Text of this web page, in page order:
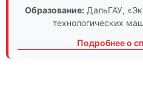
Образование: ДальГАУ,
технологических
Подробнее о